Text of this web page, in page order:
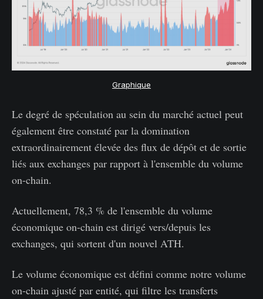
Graphique
Le degré de spéculation au sein du marché actuel peut
également être constaté par la domination
extraordinairement élevée des flux de dépôt et de sortie
liés aux exchanges par rapport à l'ensemble du volume
on-chain.
Actuellement, 78,3 % de l'ensemble du volume
économique on-chain est dirigé vers/depuis les
exchanges, qui sortent d'un nouvel ATH.
Le volume économique est défini comme notre volume
on-chain ajusté par entité, qui filtre les transferts